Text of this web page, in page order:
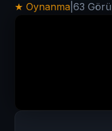
★ Oynanma 63